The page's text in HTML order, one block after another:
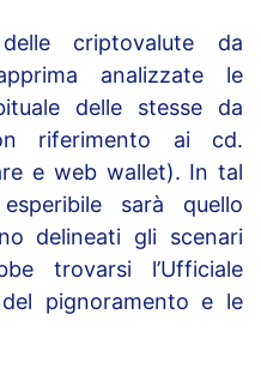
criptovalute da
analizzate le
delle stesse da
riferimento ai cd.
e web wallet). In tal
sarà quello
delineati gli scenari
trovarsi l’Ufficiale
pignoramento e le